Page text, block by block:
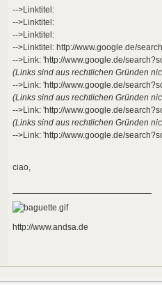
-->Linktitel:
-->Linktitel:
-->Linktitel:
-->Linktitel: http://www.google.de/
-->Link: 'http://www.google.de/
(Links sind aus rechtlichen Gründen
-->Link: 'http://www.google.de/
(Links sind aus rechtlichen Gründen
-->Link: 'http://www.google.de/
(Links sind aus rechtlichen Gründen
-->Link: 'http://www.google.de/
ciao,
http://www.andsa.de